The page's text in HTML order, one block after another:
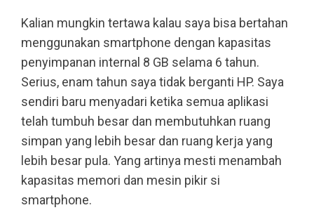
Kalian mungkin tertawa kalau saya bisa bertahan
menggunakan smartphone dengan kapasitas
penyimpanan internal 8 GB selama 6 tahun.
Serius, enam tahun saya tidak berganti HP. Saya
sendiri baru menyadari ketika semua aplikasi
telah tumbuh besar dan membutuhkan ruang
simpan yang lebih besar dan ruang kerja yang
lebih besar pula. Yang artinya mesti menambah
kapasitas memori dan mesin pikir si
smartphone.